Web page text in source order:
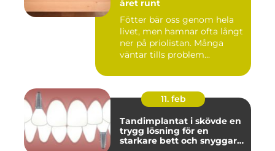
året runt
Fötter bär oss genom hela
livet, men hamnar ofta långt
ner på priolistan. Många
väntar tills problem...
11. feb
Tandimplantat i skövde en
trygg lösning för en
starkare bett och snyggare